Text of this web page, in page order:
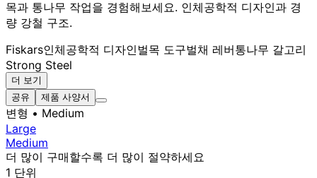
목과 통나무 작업을 경험해보세요. 인체공학적 디자인과 경
량 강철 구조.
Fiskars인체공학적 디자인벌목 도구벌채 레버통나무 갈고리
Strong Steel
더 보기
공유
제품 사양서
변형 • Medium
Large
Medium
더 많이 구매할수록 더 많이 절약하세요
1 단위